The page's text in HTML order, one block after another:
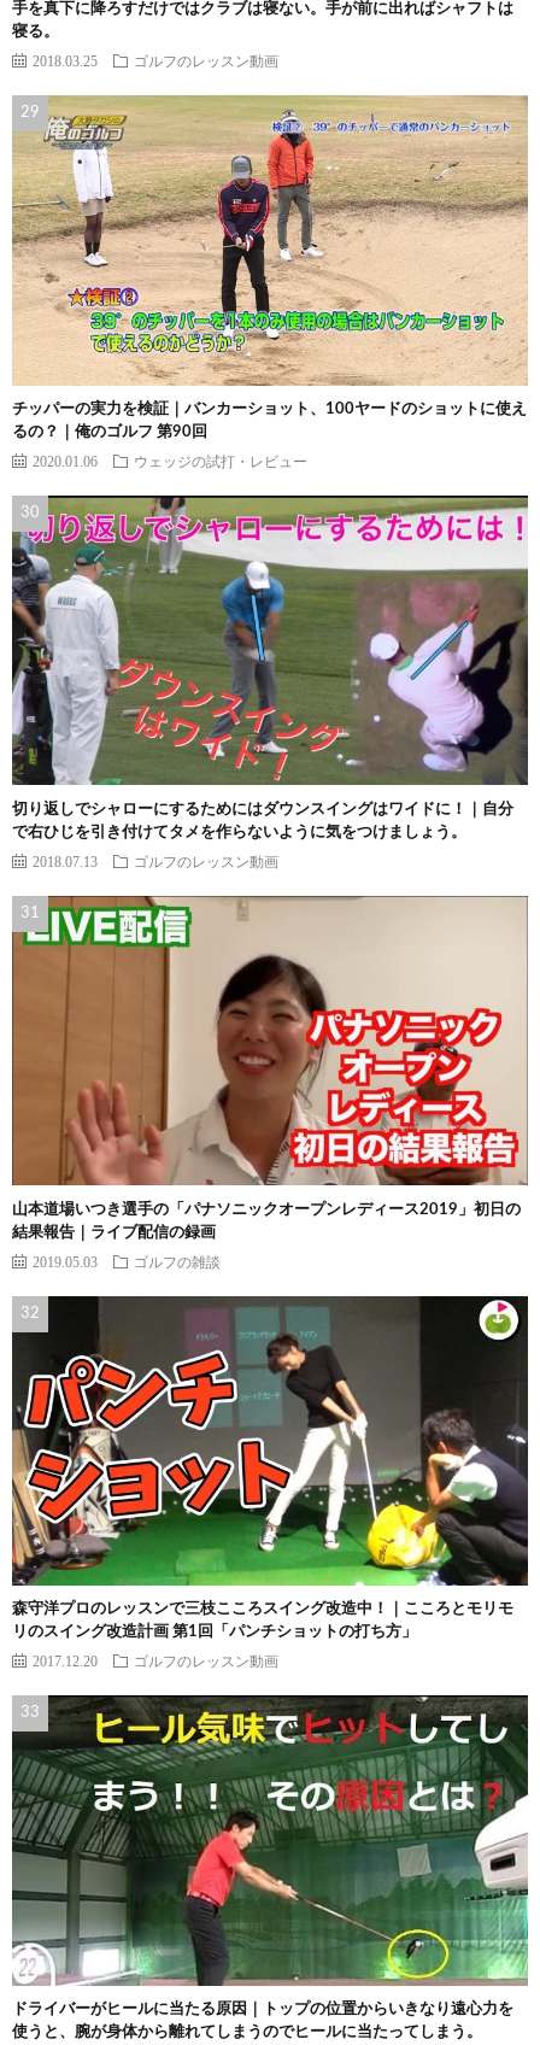
手を真下に降ろすだけではクラブは寝ない。手が前に出ればシャフトは
寝る。
2018.03.25 ゴルフのレッスン動画
チッパーの実力を検証｜バンカーショット、100ヤードのショットに使え
るの？｜俺のゴルフ 第90回
2020.01.06 ウェッジの試打・レビュー
切り返しでシャローにするためにはダウンスイングはワイドに！｜自分
で右ひじを引き付けてタメを作らないように気をつけましょう。
2018.07.13 ゴルフのレッスン動画
山本道場いつき選手の「パナソニックオープンレディース2019」初日の
結果報告｜ライブ配信の録画
2019.05.03 ゴルフの雑談
森守洋プロのレッスンで三枝こころスイング改造中！｜こころとモリモ
リのスイング改造計画 第1回「パンチショットの打ち方」
2017.12.20 ゴルフのレッスン動画
ドライバーがヒールに当たる原因｜トップの位置からいきなり遠心力を
使うと、腕が身体から離れてしまうのでヒールに当たってしまう。